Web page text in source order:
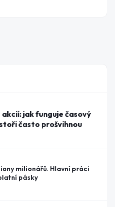
jak funguje časový
často prošvihnou
milionářů. Hlavní práci
pásky